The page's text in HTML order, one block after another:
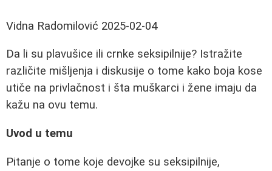
Vidna Radomilović 2025-02-04
Da li su plavušice ili crnke seksipilnije? Istražite
različite mišljenja i diskusije o tome kako boja kose
utiče na privlačnost i šta muškarci i žene imaju da
kažu na ovu temu.
Uvod u temu
Pitanje o tome koje devojke su seksipilnije,